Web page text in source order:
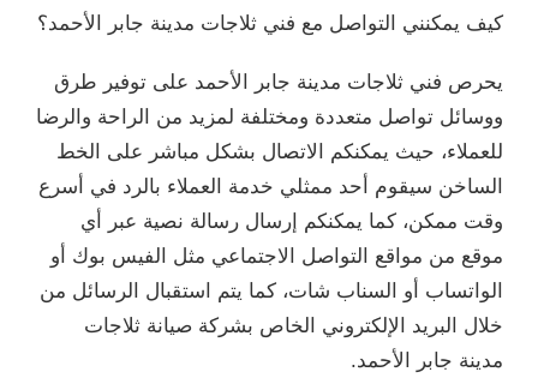
كيف يمكنني التواصل مع فني ثلاجات مدينة جابر الأحمد؟
يحرص فني ثلاجات مدينة جابر الأحمد على توفير طرق
ووسائل تواصل متعددة ومختلفة لمزيد من الراحة والرضا
للعملاء، حيث يمكنكم الاتصال بشكل مباشر على الخط
الساخن سيقوم أحد ممثلي خدمة العملاء بالرد في أسرع
وقت ممكن، كما يمكنكم إرسال رسالة نصية عبر أي
موقع من مواقع التواصل الاجتماعي مثل الفيس بوك أو
الواتساب أو السناب شات، كما يتم استقبال الرسائل من
خلال البريد الإلكتروني الخاص بشركة صيانة ثلاجات
مدينة جابر الأحمد.